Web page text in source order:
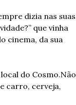
dizia nas suas
que vinha
cinema, da sua
do Cosmo.Não
carro, cerveja,